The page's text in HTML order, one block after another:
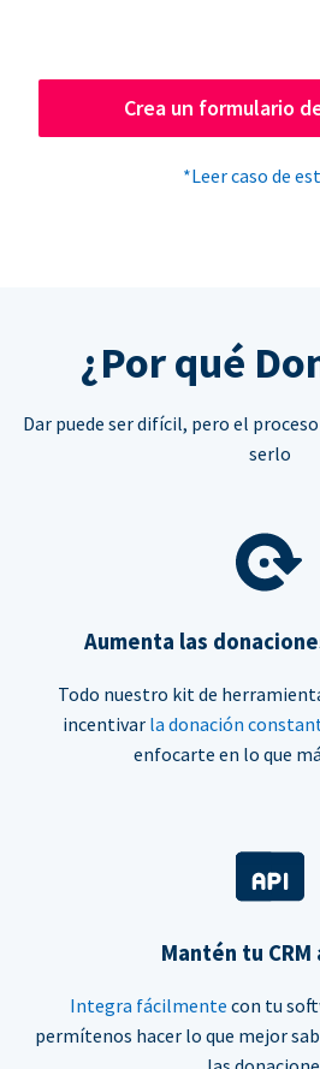
Crea un formulario
*Leer caso de
¿Por qué
Dar puede ser difícil, pero el
serlo
Aumenta las
Todo nuestro kit de
incentivar la donación
enfocarte en lo que
Mantén tu
Integra fácilmente con tu
permítenos hacer lo que mejor